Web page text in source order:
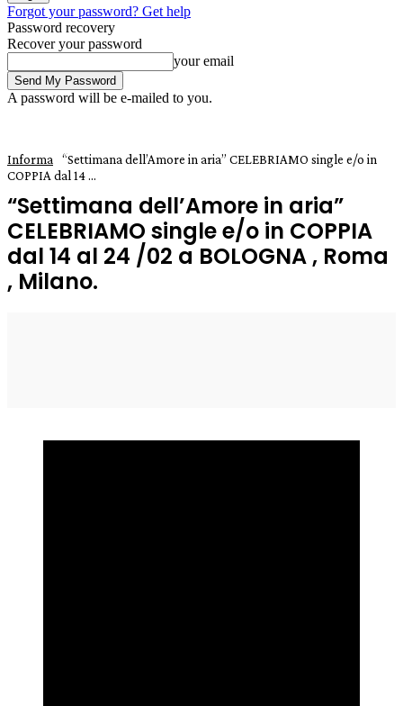
Forgot your password? Get help
Password recovery
Recover your password
your email
A password will be e-mailed to you.
Informa
“Settimana dell’Amore in aria” CELEBRIAMO single e/o in
COPPIA dal 14 ...
“Settimana dell’Amore in aria”
CELEBRIAMO single e/o in COPPIA
dal 14 al 24 /02 a BOLOGNA , Roma
, Milano.